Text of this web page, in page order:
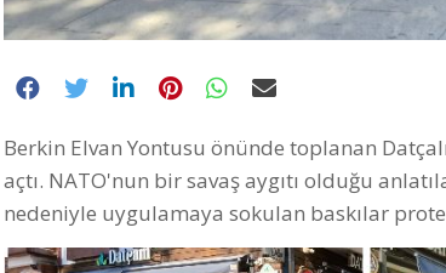
Berkin Elvan Yontusu önünde toplanan
açtı. NATO'nun bir savaş aygıtı olduğu
nedeniyle uygulamaya sokulan baskılar